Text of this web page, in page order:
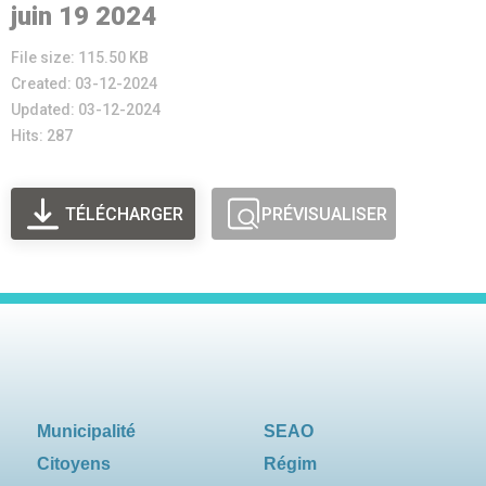
juin 19 2024
File size: 115.50 KB
Created: 03-12-2024
Updated: 03-12-2024
Hits: 287
TÉLÉCHARGER PRÉVISUALISER
Municipalité
Citoyens
SEAO
Régim